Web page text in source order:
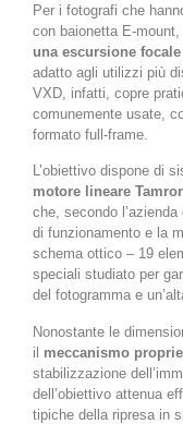
Per i fotografi che
con baionetta E-
una escursione
adatto agli utilizzi più
VXD, infatti, copre
comunemente usate,
formato full-frame.
L’obiettivo dispone di
motore lineare
che, secondo
di funzionamento e la
schema ottico – 19
speciali studiato per
del fotogramma e
Nonostante le
il meccanismo
stabilizzazione
dell’obiettivo attenua
tipiche della ripresa in